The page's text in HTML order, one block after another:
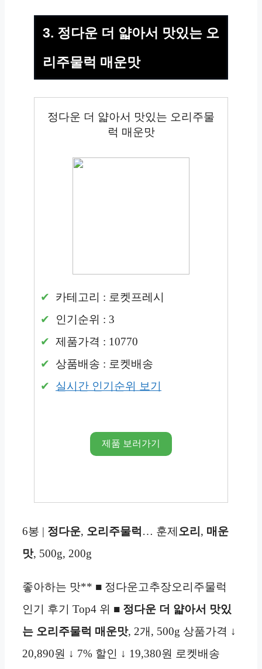
3. 정다운 더 얇아서 맛있는 오
리주물럭 매운맛
정다운 더 얇아서 맛있는 오리주물
럭 매운맛
카테고리 : 로켓프레시
인기순위 : 3
제품가격 : 10770
상품배송 : 로켓배송
실시간 인기순위 보기
제품 보러가기
6봉 | 정다운, 오리주물럭 … 훈제오리 , 매운
맛, 500g, 200g
좋아하는 맛** ■ 정다운고추장오리주물럭
인기 후기 Top4 위 ■ 정다운 더 얇아서 맛있
는 오리주물럭 매운맛, 2개, 500g 상품가격 ↓
20,890원 ↓ 7% 할인 ↓ 19,380원 로켓배송